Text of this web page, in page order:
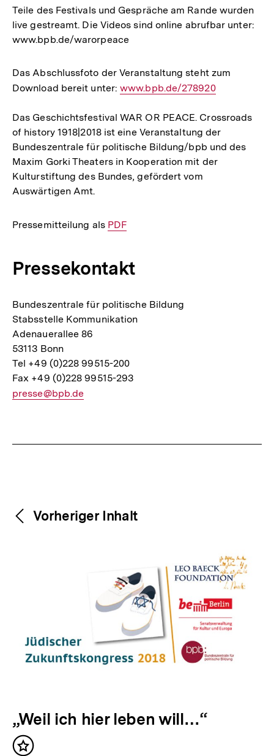
Teile des Festivals und Gespräche am Rande wurden
live gestreamt. Die Videos sind online abrufbar unter:
www.bpb.de/warorpeace
Das Abschlussfoto der Veranstaltung steht zum
Download bereit unter:Interner
www.bpb.de/278920
Das Geschichtsfestival WAR OR PEACE. Crossroads
of history 1918|2018 ist eine Veranstaltung der
Bundeszentrale für politische Bildung/bpb und des
Maxim Gorki Theaters in Kooperation mit der
Kulturstiftung des Bundes, gefördert vom
Auswärtigen Amt.
Pressemitteilung als Interner
PDF
Pressekontakt
Bundeszentrale für politische Bildung
Stabsstelle Kommunikation
Adenauerallee 86
53113 Bonn
Tel +49 (0)228 99515-200
Fax +49 (0)228 99515-293
E-
presse@bpb.de
Weitere
Content-
Navigation
Vorheriger Inhalt
V
o
„Weil ich hier leben will…“
Inhalt